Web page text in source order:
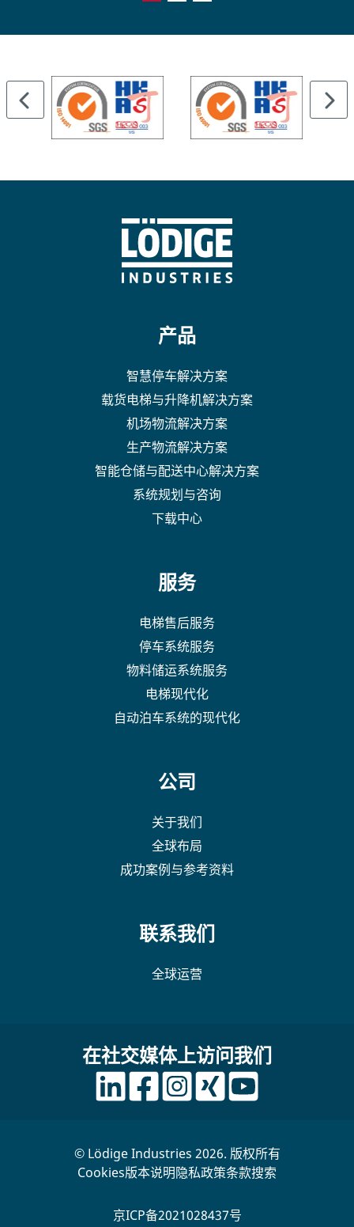
产品
智慧停车解决方案
载货电梯与升降机解决方案
机场物流解决方案
生产物流解决方案
智能仓储与配送中心解决方案
系统规划与咨询
下载中心
服务
电梯售后服务
停车系统服务
物料储运系统服务
电梯现代化
自动泊车系统的现代化
公司
关于我们
全球布局
成功案例与参考资料
联系我们
全球运营
在社交媒体上访问我们
© Lödige Industries 2026. 版权所有
Cookies版本说明隐私政策条款搜索
京ICP备2021028437号